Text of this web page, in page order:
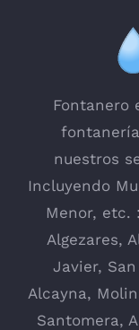
Fontanero
nuestros
Incluyendo
Menor, etc.
Algezares,
Javier,
Alcayna,
Santomera,